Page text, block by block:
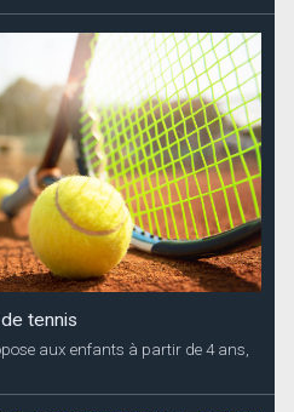
tennis
aux enfants à partir de 4 ans,